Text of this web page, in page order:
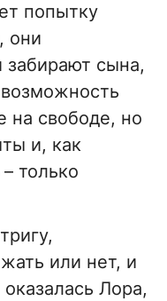
попытку
они
забирают сына,
на свободе, но
и, как
только
или нет, и
Лора,